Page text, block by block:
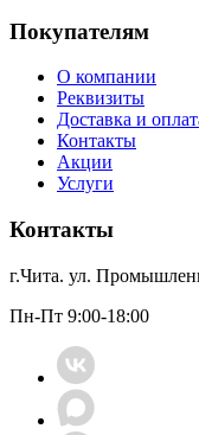
Покупателям
О компании
Реквизиты
Доставка и
Контакты
Акции
Услуги
Контакты
г.Чита. ул.
Пн-Пт 9:00-18:00